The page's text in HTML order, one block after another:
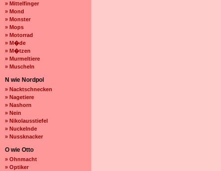
» Mittelfinger
» Mond
» Monster
» Mops
» Motorrad
» M�de
» M�tzen
» Murmeltiere
» Muscheln
N wie Nordpol
» Nacktschnecken
» Nagetiere
» Nashorn
» Nein
» Nikolausstiefel
» Nuckelnde
» Nussknacker
O wie Otto
» Ohnmacht
» Optiker